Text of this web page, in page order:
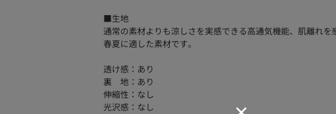
■生地
通常の素材よりも涼しさを実感できる高通気機能、肌離れ
春夏に適した素材です。
透け感：あり
裏 地：あり
伸縮性：なし
光沢感：なし